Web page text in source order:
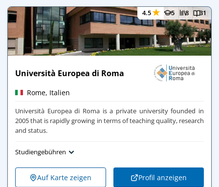
4.5★ 5 8 31
Università Europea di Roma
Rome, Italien
Università Europea di Roma is a private university founded in
2005 that is rapidly growing in terms of teaching quality, research
and status.
Studiengebühren
Auf Karte zeigen Profil anzeigen